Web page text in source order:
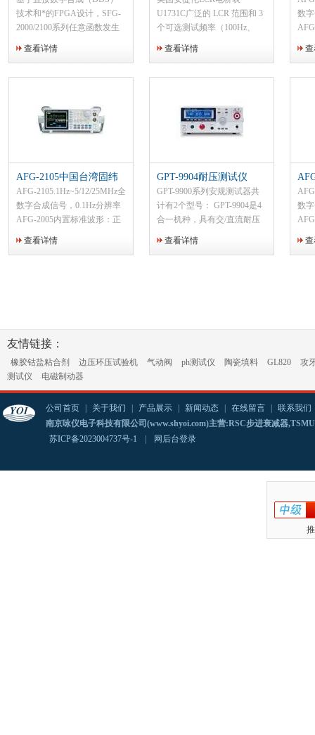
技术和*的FPGA设计，SFG-
2000/2100系列任意函数发生
数发生器更杰出的性能。稳定
查看详情
U1731C广泛的 LCR 范围和 3
个可选测试频率（100Hz、
（Ai）功能可以自动确定并显
查看详情
数
AFG-2105中国台湾固纬
任意波形信号发生
AFG-2105.1Hz~5/12/25MHz全
数字合成信号，0.1Hz分辨率
AFG-2005内置标准波形：正
和任意波
查看详情
GPT-9904耐压测试仪
GPT-9900系列安规测试器共
计有2个型号： GPT-9904是4
合一机种，具有交/直流耐压
地阻抗测试功能、 GPT-9903
查看详情
任
数
友情链接：
橡胶钴盐粘合剂 边压环压试验机 气动阀 ph测试仪 陶瓷填料 GL820
攻
测试仪
电磁制动器
公司首页 关于我们 产品展示 新闻动态 在线留言
联系我们
南京咏仪电子科技有限公司(www.shyoi.com)主营:RSC步进衰减器
苏ICP备2023004737号-1
网后台登录